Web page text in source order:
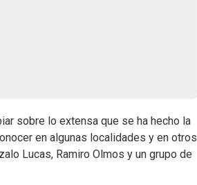
sobre lo extensa que se ha hecho la
en algunas localidades y en otros
Lucas, Ramiro Olmos y un grupo de